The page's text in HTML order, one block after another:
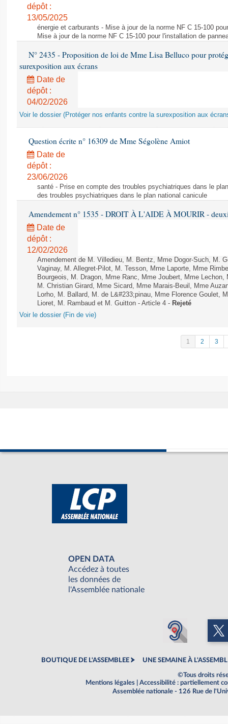
dépôt :
13/05/2025
énergie et carburants - Mise à jour de la norme NF C 15-100
Mise à jour de la norme NF C 15-100 pour l'installation de
N° 2435 - Proposition de loi de Mme Lisa Belluco pour
surexposition aux écrans
Date de
dépôt :
04/02/2026
Voir le dossier (Protéger nos enfants contre la surexposition aux
Question écrite n° 16309 de Mme Ségolène Amiot
Date de
dépôt :
23/06/2026
santé - Prise en compte des troubles psychiatriques dans le
des troubles psychiatriques dans le plan national canicule
Amendement n° 1535 - DROIT À L'AIDE À MOURIR -
Date de
dépôt :
12/02/2026
Amendement de M. Villedieu, M. Bentz, Mme Dogor-Such, M.
Vaginay, M. Allegret-Pilot, M. Tesson, Mme Laporte, Mme
Bourgeois, M. Dragon, Mme Ranc, Mme Joubert, Mme
M. Christian Girard, Mme Sicard, Mme Marais-Beuil, Mme
Lorho, M. Ballard, M. de L&#233;pinau, Mme Florence Goulet,
Lioret, M. Rambaud et M. Guitton - Article 4 - Rejeté
Voir le dossier (Fin de vie)
1 2 3
OPEN DATA
Accédez à toutes
les données de
l'Assemblée nationale
BOUTIQUE DE L'ASSEMBLEE UNE SEMAINE À
©Tous droits
Mentions légales
Accessibilité : partiellement
Assemblée nationale - 126 Rue de